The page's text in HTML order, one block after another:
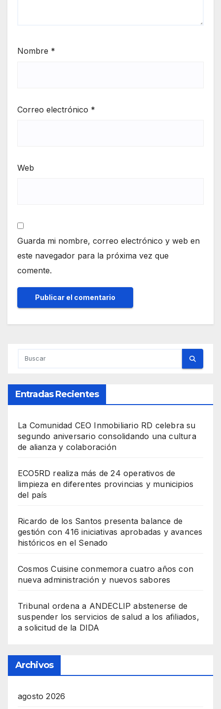
Nombre *
Correo electrónico *
Web
Guarda mi nombre, correo electrónico y web en
este navegador para la próxima vez que
comente.
Entradas Recientes
La Comunidad CEO Inmobiliario RD celebra su
segundo aniversario consolidando una cultura
de alianza y colaboración
ECO5RD realiza más de 24 operativos de
limpieza en diferentes provincias y municipios
del país
Ricardo de los Santos presenta balance de
gestión con 416 iniciativas aprobadas y avances
históricos en el Senado
Cosmos Cuisine conmemora cuatro años con
nueva administración y nuevos sabores
Tribunal ordena a ANDECLIP abstenerse de
suspender los servicios de salud a los afiliados,
a solicitud de la DIDA
Archivos
agosto 2026